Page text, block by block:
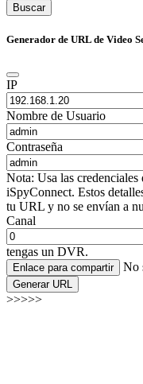
Buscar
Generador de URL de Video
IP
Nombre de Usuario
Contraseña
Nota: Usa las
iSpyConnect. Estos
tu URL y no se envían a
Canal
tengas un DVR.
Enlace para compartir No
Generar URL
>>>>>